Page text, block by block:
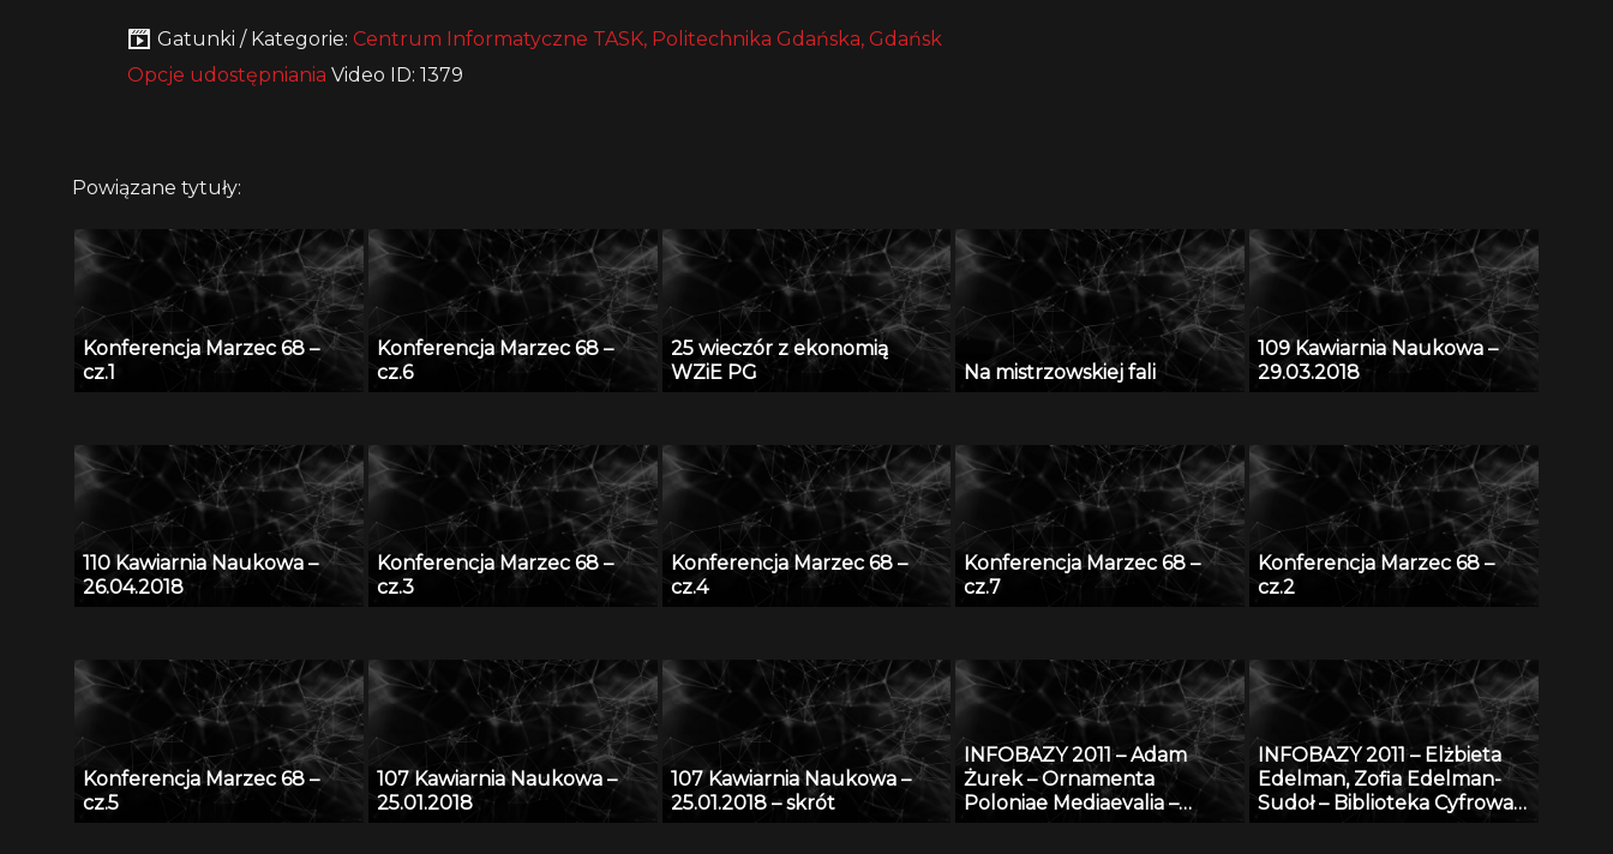
Gatunki / Kategorie: Centrum Informatyczne TASK, Politechnika Gdańska, Gdańsk
Opcje udostępniania Video ID: 1379
Powiązane tytuły:
Konferencja Marzec 68 –
cz.1
Konferencja Marzec 68 –
cz.6
25 wieczór z ekonomią
WZiE PG
Na mistrzowskiej fali
109 Kawiarnia Naukowa –
29.03.2018
110 Kawiarnia Naukowa –
26.04.2018
Konferencja Marzec 68 –
cz.3
Konferencja Marzec 68 –
cz.4
Konferencja Marzec 68 –
cz.7
Konferencja Marzec 68 –
cz.2
Konferencja Marzec 68 –
cz.5
107 Kawiarnia Naukowa –
25.01.2018
107 Kawiarnia Naukowa –
25.01.2018 – skrót
INFOBAZY 2011 – Adam
Żurek – Ornamenta
Poloniae Mediaevalia –
INFOBAZY 2011 – Elżbieta
Edelman, Zofia Edelman-
Sudoł – Biblioteka Cyfrowa